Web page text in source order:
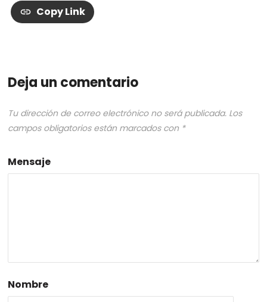
Copy Link
Deja un comentario
Tu dirección de correo electrónico no será publicada. Los
campos obligatorios están marcados con *
Mensaje
Nombre